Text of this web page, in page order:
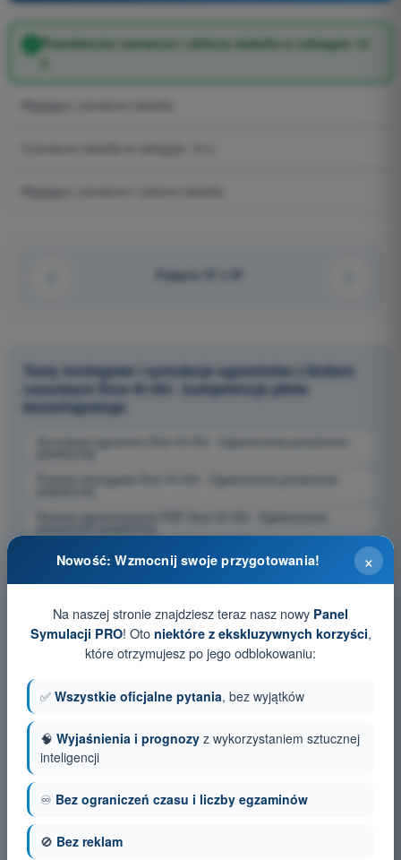
Przemiennie czerwone i zielone światła w odstępie 10
Migające czerwone światła
Migające czerwone i zielone światła
Pytanie 47 z 97
Testy treningowe i symulacje egzaminów z limitem
czasowym Dron A1/A3 - kompetencje pilota
bezzałogowego
Symulacja egzaminu Dron A1/A3 - Ograniczenia przestrzeni
Pytania treningowe Dron A1/A3 - Ograniczenia przestrzeni
Pytania egzaminacyjne PDF Dron A1/A3 - Ograniczenia
×
Nowość: Wzmocnij swoje przygotowania!
Na naszej stronie znajdziesz teraz nasz nowy Panel
Symulacji PRO! Oto niektóre z ekskluzywnych korzyści,
które otrzymujesz po jego odblokowaniu:
✅ Wszystkie oficjalne pytania, bez wyjątków
🧠 Wyjaśnienia i prognozy z wykorzystaniem sztucznej
inteligencji
♾️ Bez ograniczeń czasu i liczby egzaminów
🚫 Bez reklam